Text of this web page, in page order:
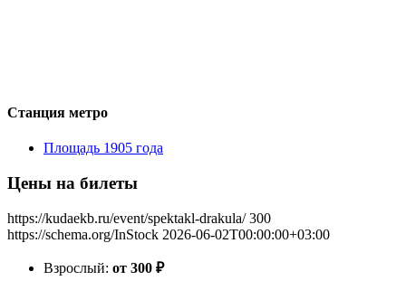
Станция метро
Площадь 1905 года
Цены на билеты
https://kudaekb.ru/event/spektakl-drakula/ 300
https://schema.org/InStock 2026-06-02T00:00:00+03:00
Взрослый: от 300 ₽